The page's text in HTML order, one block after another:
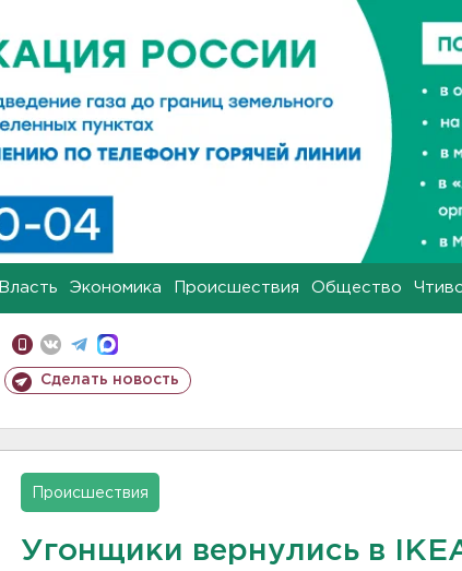
Власть Экономика Происшествия Общество
Сделать новость
Происшествия
Угонщики вернулись в